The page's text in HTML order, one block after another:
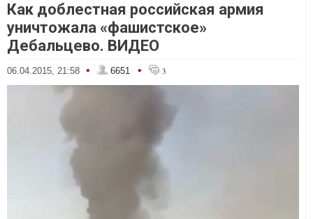
Как доблестная российская армия
уничтожала «фашистское»
Дебальцево. ВИДЕО
06.04.2015, 21:58 • 6651 • 3